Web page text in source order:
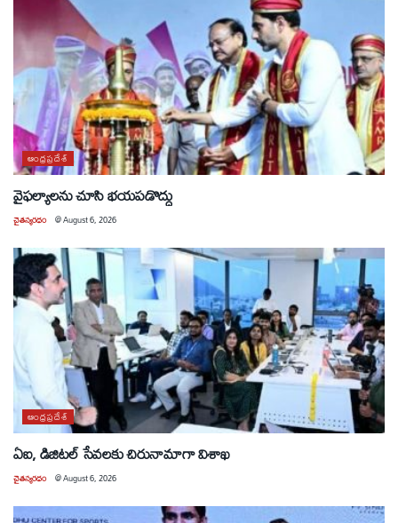
ఆంధ్రప్రదేశ్
వైఫల్యాలను చూసి భయపడొద్దు
చైతన్యరధం @August 6, 2026
ఆంధ్రప్రదేశ్
ఏఐ, డిజిటల్ సేవలకు చిరునామాగా విశాఖ
చైతన్యరధం @August 6, 2026